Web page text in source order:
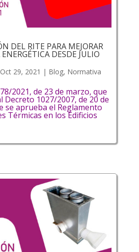
DEL RITE PARA MEJORAR
DESDE JULIO
Oct 29, 2021 | Blog, Normativa
2021, de 23 de marzo, que
Decreto 1027/2007, de 20 de
se aprueba el Reglamento
Térmicas en los Edificios